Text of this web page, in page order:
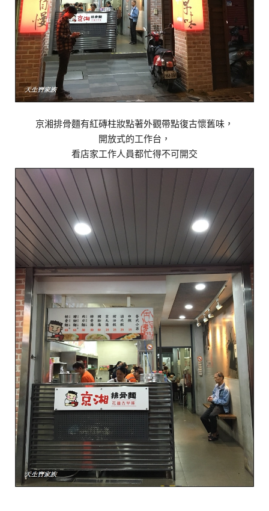
京湘排骨麵有紅磚柱妝點著外觀帶點復古懷舊味，
開放式的工作台，
看店家工作人員都忙得不可開交